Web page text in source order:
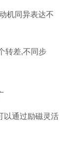
机同异表达不
转差,不同步
以通过励磁灵活